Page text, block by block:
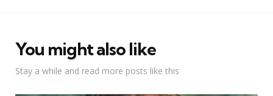
You might also like
Stay a while and read more posts like this